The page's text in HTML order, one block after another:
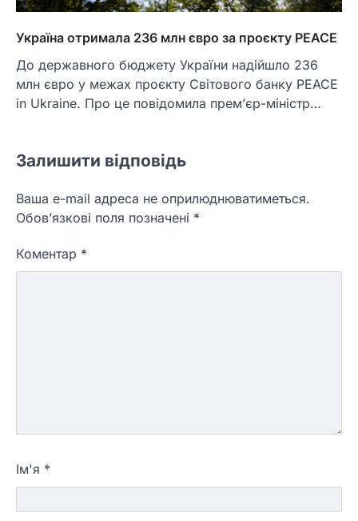
Україна отримала 236 млн євро за проєкту PEACE
До державного бюджету України надійшло 236
млн євро у межах проєкту Світового банку PEACE
in Ukraine. Про це повідомила прем’єр-міністр…
Залишити відповідь
Ваша e-mail адреса не оприлюднюватиметься.
Обов’язкові поля позначені *
Коментар *
Ім'я *